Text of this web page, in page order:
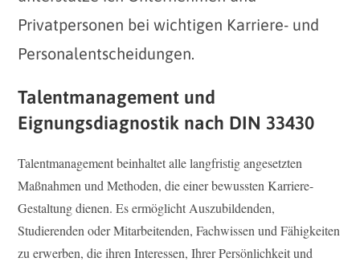
Privatpersonen bei wichtigen Karriere- und
Personalentscheidungen.
Talentmanagement und
Eignungsdiagnostik nach DIN 33430
Talentmanagement beinhaltet alle langfristig angesetzten
Maßnahmen und Methoden, die einer bewussten Karriere-
Gestaltung dienen. Es ermöglicht Auszubildenden,
Studierenden oder Mitarbeitenden, Fachwissen und Fähigkeiten
zu erwerben, die ihren Interessen, Ihrer Persönlichkeit und